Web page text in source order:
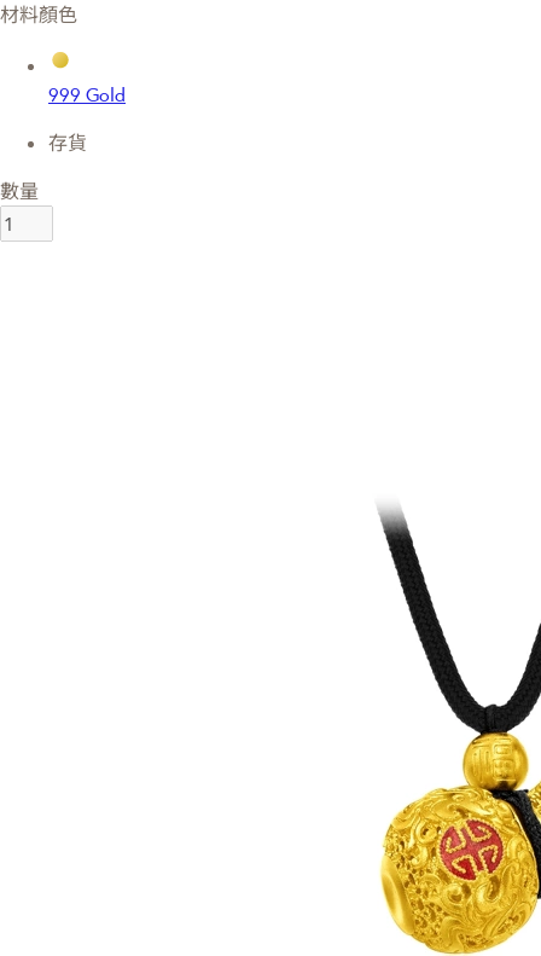
材料顏色
999 Gold
存貨
數量